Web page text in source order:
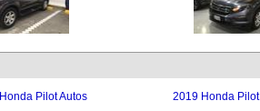
Pilot Autos
2019 Honda Pilot